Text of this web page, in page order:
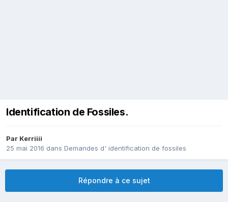
Identification de Fossiles.
Par Kerriiii
25 mai 2016 dans Demandes d' identification de fossiles
Répondre à ce sujet